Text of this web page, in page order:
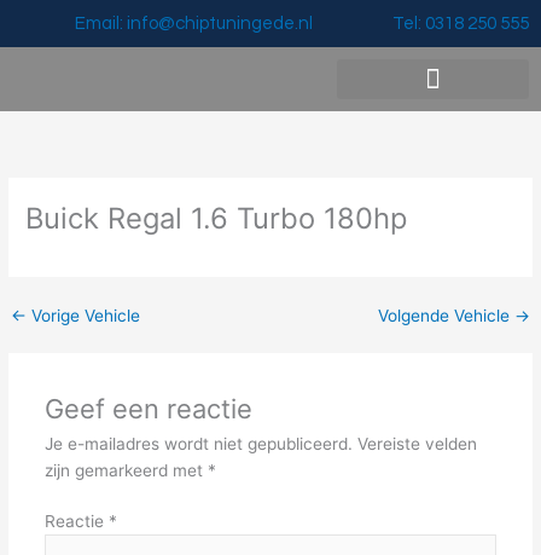
Email: info@chiptuningede.nl Tel: 0318 250 555
Buick Regal 1.6 Turbo 180hp
← Vorige Vehicle Volgende Vehicle →
Geef een reactie
Je e-mailadres wordt niet gepubliceerd. Vereiste velden
zijn gemarkeerd met *
Reactie *